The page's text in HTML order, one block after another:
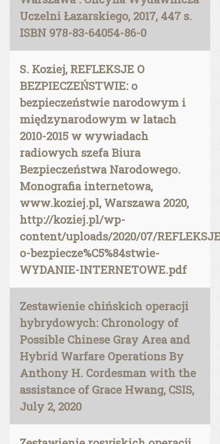
Uczelni Łazarskiego, 2017, 447 s.
ISBN 978-83-64054-86-0
S. Koziej, REFLEKSJE O
BEZPIECZEŃSTWIE: o
bezpieczeństwie narodowym i
międzynarodowym w latach
2010-2015 w wywiadach
radiowych szefa Biura
Bezpieczeństwa Narodowego.
Monografia internetowa,
www.koziej.pl, Warszawa 2020,
http://koziej.pl/wp-
content/uploads/2020/07/
o-bezpiecze%C5%84stwie-
WYDANIE-INTERNETOWE.pdf
Zestawienie chińskich operacji
hybrydowych: Chronology of
Possible Chinese Gray Area and
Hybrid Warfare Operations By
Anthony H. Cordesman with the
assistance of Grace Hwang, CSIS,
July 2, 2020